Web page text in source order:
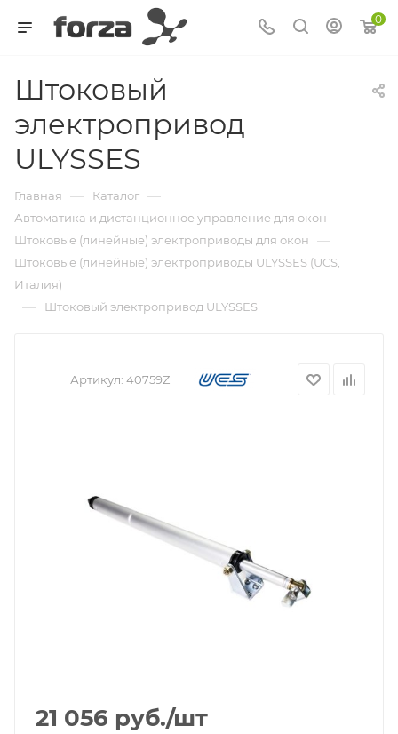
0
Штоковый
электропривод
ULYSSES
Главная — Каталог —
Автоматика и дистанционное управление для окон —
Штоковые (линейные) электроприводы для окон —
Штоковые (линейные) электроприводы ULYSSES (UCS,
Италия)
— Штоковый электропривод ULYSSES
Артикул: 40759Z
21 056 руб./шт